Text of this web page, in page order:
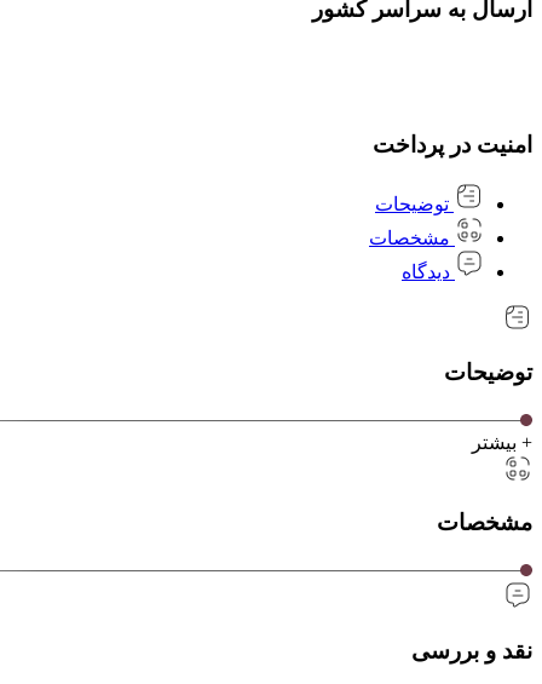
ارسال به سراسر کشور
امنیت در پرداخت
توضیحات
مشخصات
دیدگاه
توضیحات
+ بیشتر
مشخصات
نقد و بررسی